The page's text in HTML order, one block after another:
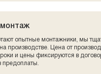
монтаж
опытные монтажники, мы
производстве. Цена от
и цены фиксируются в
предоплаты.